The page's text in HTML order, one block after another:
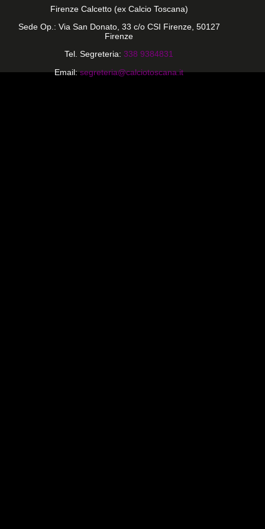
Firenze Calcetto (ex Calcio Toscana)
Sede Op.: Via San Donato, 33 c/o CSI Firenze, 50127
Firenze
Tel. Segreteria: 338 9384831
Email: segreteria@calciotoscana.it